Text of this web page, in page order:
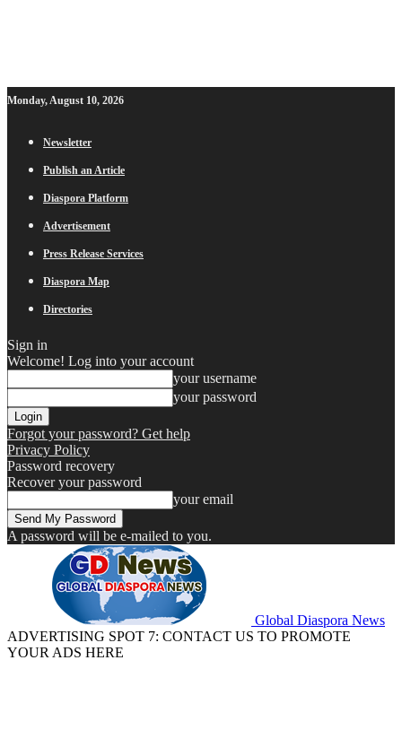
Monday, August 10, 2026
Newsletter
Publish an Article
Diaspora Platform
Advertisement
Press Release Services
Diaspora Map
Directories
Sign in
Welcome! Log into your account
your username
your password
Forgot your password? Get help
Privacy Policy
Password recovery
Recover your password
your email
A password will be e-mailed to you.
Global Diaspora News
ADVERTISING SPOT 7: CONTACT US TO PROMOTE
YOUR ADS HERE